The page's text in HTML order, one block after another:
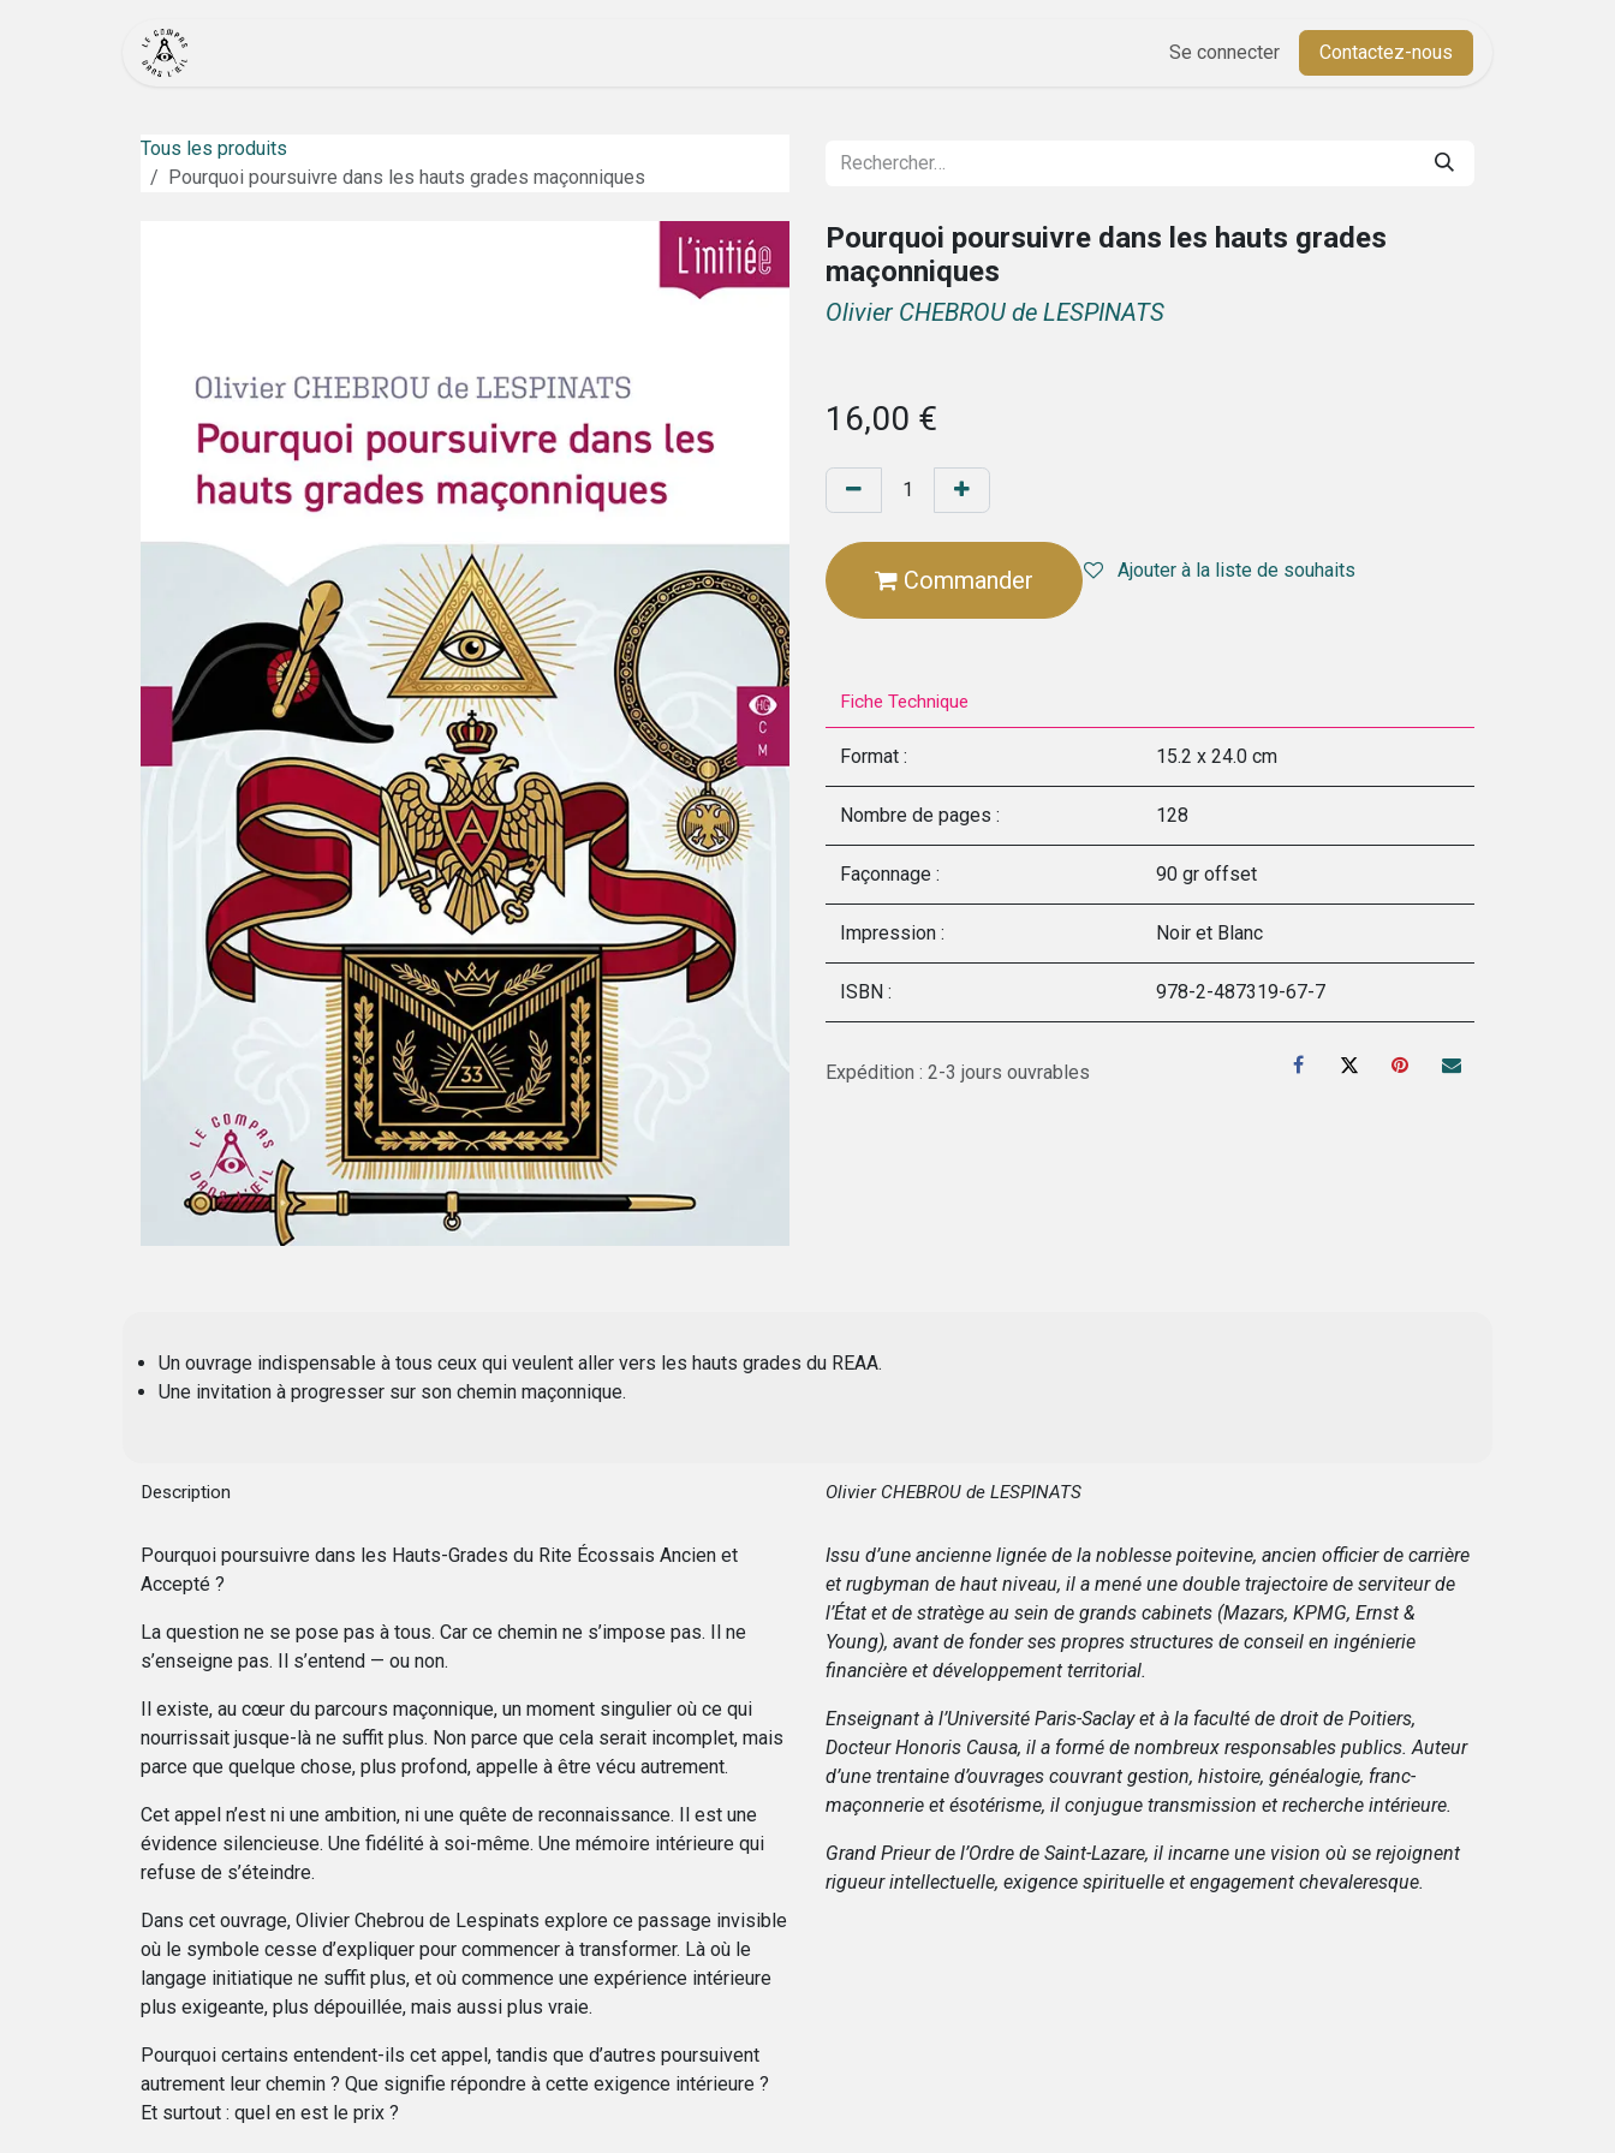
Cours
Se connecter Contactez-nous
Tous les produits
Pourquoi poursuivre dans les hauts grades maçonniques
Pourquoi poursuivre dans les hauts grades
maçonniques
Olivier CHEBROU de LESPINATS
16,00 €
Commander Ajouter à la liste de souhaits
Fiche Technique
Format : 15.2 x 24.0 cm
Nombre de pages : 128
Façonnage : 90 gr offset
Impression : Noir et Blanc
ISBN : 978-2-487319-67-7
Expédition : 2-3 jours ouvrables
Un ouvrage indispensable à tous ceux qui veulent aller vers les hauts grades du REAA.
Une invitation à progresser sur son chemin maçonnique.
Description
Pourquoi poursuivre dans les Hauts-Grades du Rite Écossais Ancien et
Accepté ?
La question ne se pose pas à tous. Car ce chemin ne s’impose pas. Il ne
s’enseigne pas. Il s’entend — ou non.
Il existe, au cœur du parcours maçonnique, un moment singulier où ce qui
nourrissait jusque-là ne suffit plus. Non parce que cela serait incomplet, mais
parce que quelque chose, plus profond, appelle à être vécu autrement.
Cet appel n’est ni une ambition, ni une quête de reconnaissance. Il est une
évidence silencieuse. Une fidélité à soi-même. Une mémoire intérieure qui
refuse de s’éteindre.
Dans cet ouvrage, Olivier Chebrou de Lespinats explore ce passage invisible
où le symbole cesse d’expliquer pour commencer à transformer. Là où le
langage initiatique ne suffit plus, et où commence une expérience intérieure
plus exigeante, plus dépouillée, mais aussi plus vraie.
Pourquoi certains entendent-ils cet appel, tandis que d’autres poursuivent
autrement leur chemin ? Que signifie répondre à cette exigence intérieure ?
Et surtout : quel en est le prix ?
Olivier CHEBROU de LESPINATS
Issu d’une ancienne lignée de la noblesse poitevine, ancien officier de carrière
et rugbyman de haut niveau, il a mené une double trajectoire de serviteur de
l’État et de stratège au sein de grands cabinets (Mazars, KPMG, Ernst &
Young), avant de fonder ses propres structures de conseil en ingénierie
financière et développement territorial.
Enseignant à l’Université Paris-Saclay et à la faculté de droit de Poitiers,
Docteur Honoris Causa, il a formé de nombreux responsables publics. Auteur
d’une trentaine d’ouvrages couvrant gestion, histoire, généalogie, franc-
maçonnerie et ésotérisme, il conjugue transmission et recherche intérieure.
Grand Prieur de l’Ordre de Saint-Lazare, il incarne une vision où se rejoignent
rigueur intellectuelle, exigence spirituelle et engagement chevaleresque.